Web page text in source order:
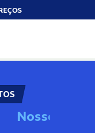
Nosso